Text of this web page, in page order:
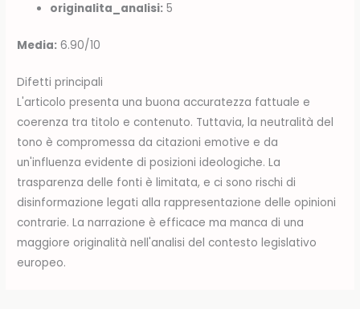
originalita_analisi: 5
Media: 6.90/10
Difetti principali
L'articolo presenta una buona accuratezza fattuale e
coerenza tra titolo e contenuto. Tuttavia, la neutralità del
tono è compromessa da citazioni emotive e da
un'influenza evidente di posizioni ideologiche. La
trasparenza delle fonti è limitata, e ci sono rischi di
disinformazione legati alla rappresentazione delle opinioni
contrarie. La narrazione è efficace ma manca di una
maggiore originalità nell'analisi del contesto legislativo
europeo.